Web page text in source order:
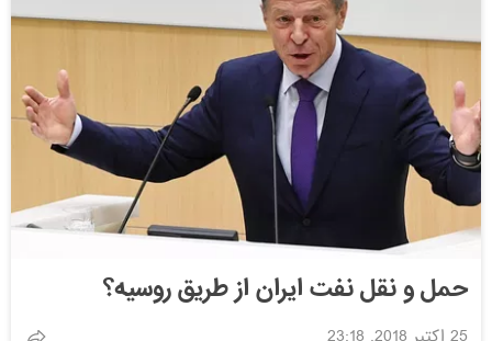
حمل و نقل نفت ایران از طریق روسیه؟